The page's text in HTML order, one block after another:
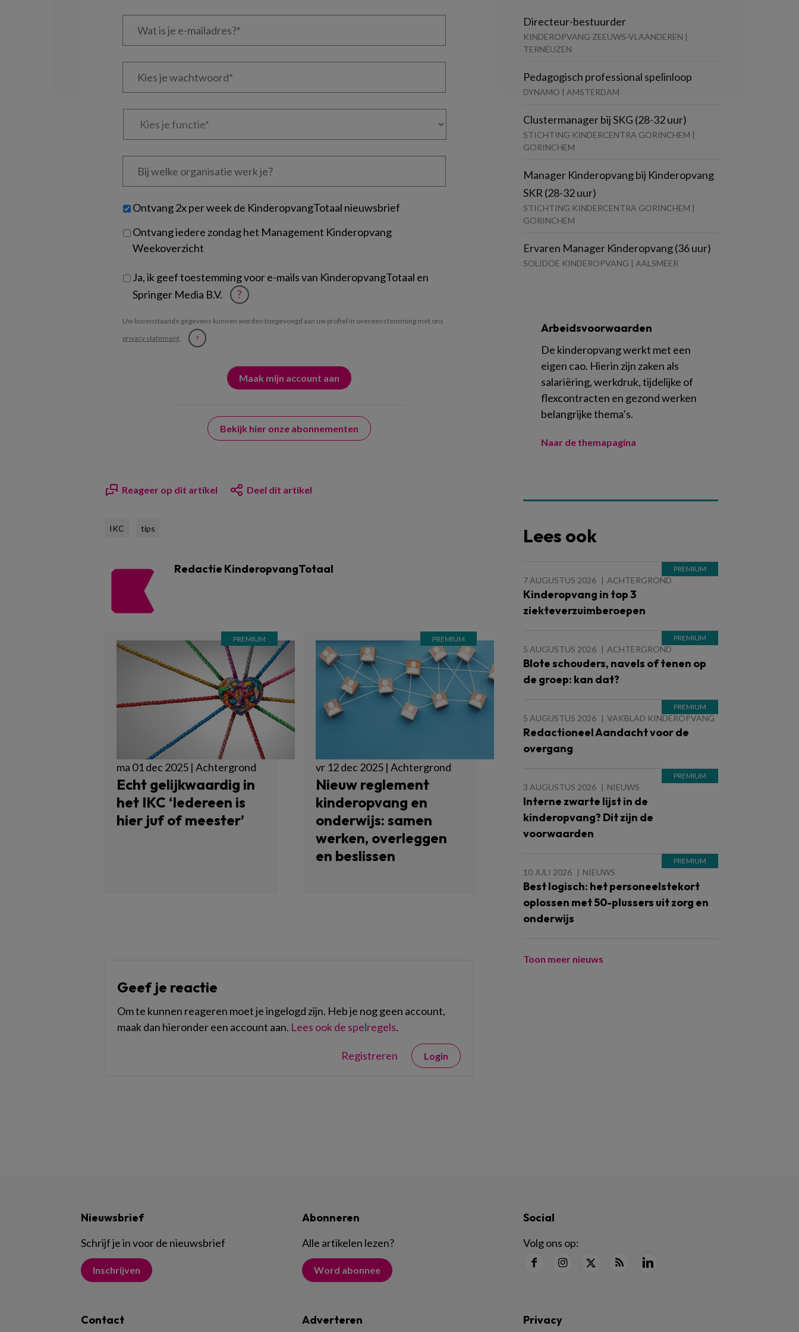
Wat
Kies
Kies
Bij
welke
je?
Untitled
Ontvang 2x per week de KinderopvangTotaal nieuwsbrief
Ontvang iedere zondag het Management Kinderopvang
Weekoverzicht
Ja, ik geef toestemming voor e-mails van KinderopvangTotaal en
Springer Media B.V.
?
Uw bovenstaande gegevens kunnen worden toegevoegd aan uw profiel in overeenstemming met ons
privacy statement. ?
Bekijk hier onze abonnementen
Reageer op dit artikel Deel dit artikel
IKC tips
Redactie KinderopvangTotaal
ma 01 dec 2025 | Achtergrond
Echt gelijkwaardig in
het IKC ‘Iedereen is
hier juf of meester’
vr 12 dec 2025 | Achtergrond
Nieuw reglement
kinderopvang en
onderwijs: samen
werken, overleggen
en beslissen
Geef je reactie
Om te kunnen reageren moet je ingelogd zijn. Heb je nog geen account,
maak dan hieronder een account aan. Lees ook de spelregels.
Registreren Login
Directeur-bestuurder
KINDEROPVANG ZEEUWS-VLAANDEREN |
TERNEUZEN
Pedagogisch professional spelinloop
DYNAMO | AMSTERDAM
Clustermanager bij SKG (28-32 uur)
STICHTING KINDERCENTRA GORINCHEM |
GORINCHEM
Manager Kinderopvang bij Kinderopvang
SKR (28-32 uur)
STICHTING KINDERCENTRA GORINCHEM |
GORINCHEM
Ervaren Manager Kinderopvang (36 uur)
SOLIDOE KINDEROPVANG | AALSMEER
Arbeidsvoorwaarden
De kinderopvang werkt met een
eigen cao. Hierin zijn zaken als
salariëring, werkdruk, tijdelijke of
flexcontracten en gezond werken
belangrijke thema’s.
Naar de themapagina
Lees ook
7 AUGUSTUS 2026 ACHTERGROND
Kinderopvang in top 3
ziekteverzuimberoepen
5 AUGUSTUS 2026 ACHTERGROND
Blote schouders, navels of tenen op
de groep: kan dat?
5 AUGUSTUS 2026 VAKBLAD KINDEROPVANG
Redactioneel Aandacht voor de
overgang
3 AUGUSTUS 2026 NIEUWS
Interne zwarte lijst in de
kinderopvang? Dit zijn de
voorwaarden
10 JULI 2026 NIEUWS
Best logisch: het personeelstekort
oplossen met 50-plussers uit zorg en
onderwijs
Toon meer nieuws
Nieuwsbrief
Schrijf je in voor de nieuwsbrief
Inschrijven
Abonneren
Alle artikelen lezen?
Word abonnee
Social
Volg ons op:
Contact Adverteren Privacy